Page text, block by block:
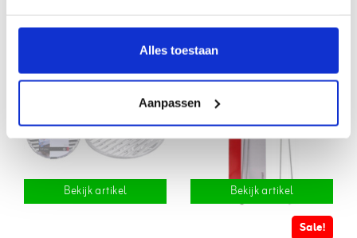
Alles toestaan
Aanpassen
Bekijk artikel
Bekijk artikel
Sale!